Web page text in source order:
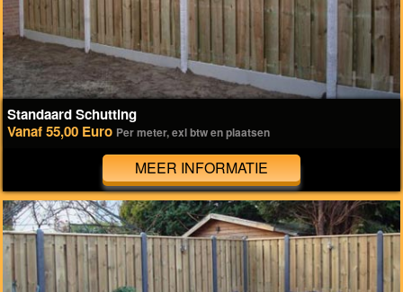
Standaard Schutting
Vanaf 55,00 Euro Per meter, exl btw en plaatsen
MEER INFORMATIE